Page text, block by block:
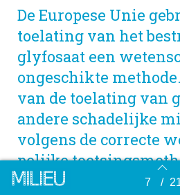
Terug naar overzicht 7 /
De Europese Unie
toelating van het
glyfosaat een
ongeschikte
van de toelating van
andere schadelijke
volgens de correcte
pelijke
urgent nodig.